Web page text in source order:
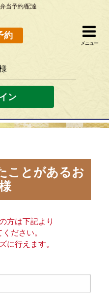
閉じる
8298
30~19：00 [定休日]水曜
当予約/配達
約
メニュー
ン
ことがあるお
方は下記より
ださい。
に行えます。